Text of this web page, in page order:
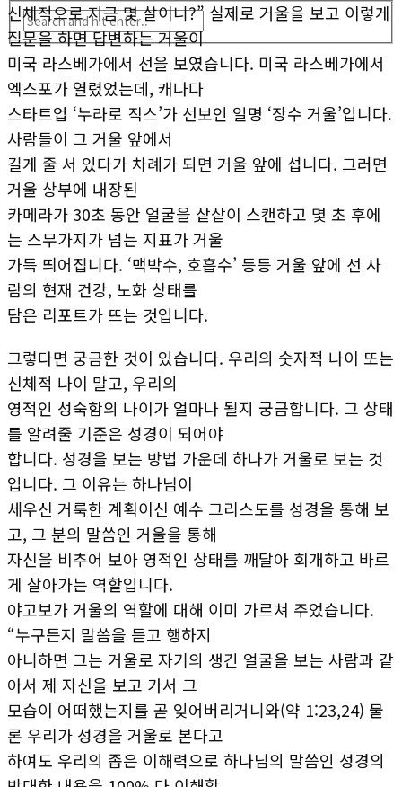
신체적으로 지금 몇 살이니?” 실제로 거울을 보고 이렇게
질문을 하면 답변하는 거울이
미국 라스베가에서 선을 보였습니다. 미국 라스베가에서
엑스포가 열렸었는데, 캐나다
스타트업 ‘누라로 직스’가 선보인 일명 ‘장수 거울’입니다.
사람들이 그 거울 앞에서
길게 줄 서 있다가 차례가 되면 거울 앞에 섭니다. 그러면
거울 상부에 내장된
카메라가 30초 동안 얼굴을 샅샅이 스캔하고 몇 초 후에
는 스무가지가 넘는 지표가 거울
가득 띄어집니다. ‘맥박수, 호흡수’ 등등 거울 앞에 선 사
람의 현재 건강, 노화 상태를
담은 리포트가 뜨는 것입니다.
그렇다면 궁금한 것이 있습니다. 우리의 숫자적 나이 또는
신체적 나이 말고, 우리의
영적인 성숙함의 나이가 얼마나 될지 궁금합니다. 그 상태
를 알려줄 기준은 성경이 되어야
합니다. 성경을 보는 방법 가운데 하나가 거울로 보는 것
입니다. 그 이유는 하나님이
세우신 거룩한 계획이신 예수 그리스도를 성경을 통해 보
고, 그 분의 말씀인 거울을 통해
자신을 비추어 보아 영적인 상태를 깨달아 회개하고 바르
게 살아가는 역할입니다.
야고보가 거울의 역할에 대해 이미 가르쳐 주었습니다.
“누구든지 말씀을 듣고 행하지
아니하면 그는 거울로 자기의 생긴 얼굴을 보는 사람과 같
아서 제 자신을 보고 가서 그
모습이 어떠했는지를 곧 잊어버리거니와(약 1:23,24) 물
론 우리가 성경을 거울로 본다고
하여도 우리의 좁은 이해력으로 하나님의 말씀인 성경의